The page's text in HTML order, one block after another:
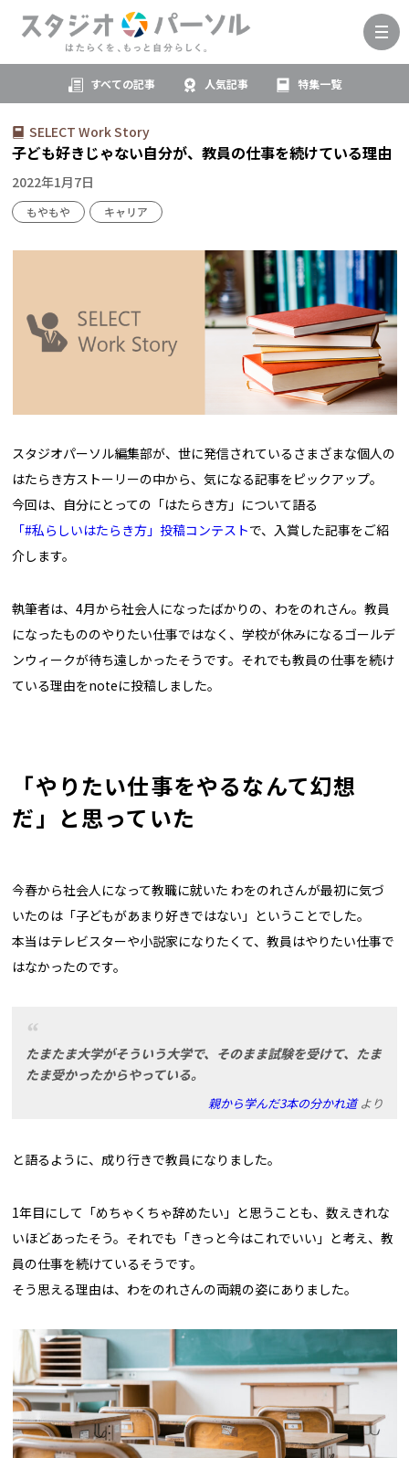
すべての記事 人気記事 特集一覧
SELECT Work Story
子ども好きじゃない自分が、教員の仕事を続けている理由
2022年1月7日
もやもや キャリア
スタジオパーソル編集部が、世に発信されているさまざまな個人の
はたらき方ストーリーの中から、気になる記事をピックアップ。
今回は、自分にとっての「はたらき方」について語る
「#私らしいはたらき方」投稿コンテストで、入賞した記事をご紹
介します。
執筆者は、4月から社会人になったばかりの、わをのれさん。教員
になったもののやりたい仕事ではなく、学校が休みになるゴールデ
ンウィークが待ち遠しかったそうです。それでも教員の仕事を続け
ている理由をnoteに投稿しました。
「やりたい仕事をやるなんて幻想
だ」と思っていた
今春から社会人になって教職に就いた わをのれさんが最初に気づ
いたのは「子どもがあまり好きではない」ということでした。
本当はテレビスターや小説家になりたくて、教員はやりたい仕事で
はなかったのです。
たまたま大学がそういう大学で、そのまま試験を受けて、たま
たま受かったからやっている。
親から学んだ3本の分かれ道より
と語るように、成り行きで教員になりました。
1年目にして「めちゃくちゃ辞めたい」と思うことも、数えきれな
いほどあったそう。それでも「きっと今はこれでいい」と考え、教
員の仕事を続けているそうです。
そう思える理由は、わをのれさんの両親の姿にありました。